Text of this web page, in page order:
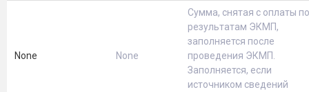
None None
Сумма, снятая с оплаты по
результатам ЭКМП,
заполняется после
проведения ЭКМП.
Заполняется, если
источником сведений